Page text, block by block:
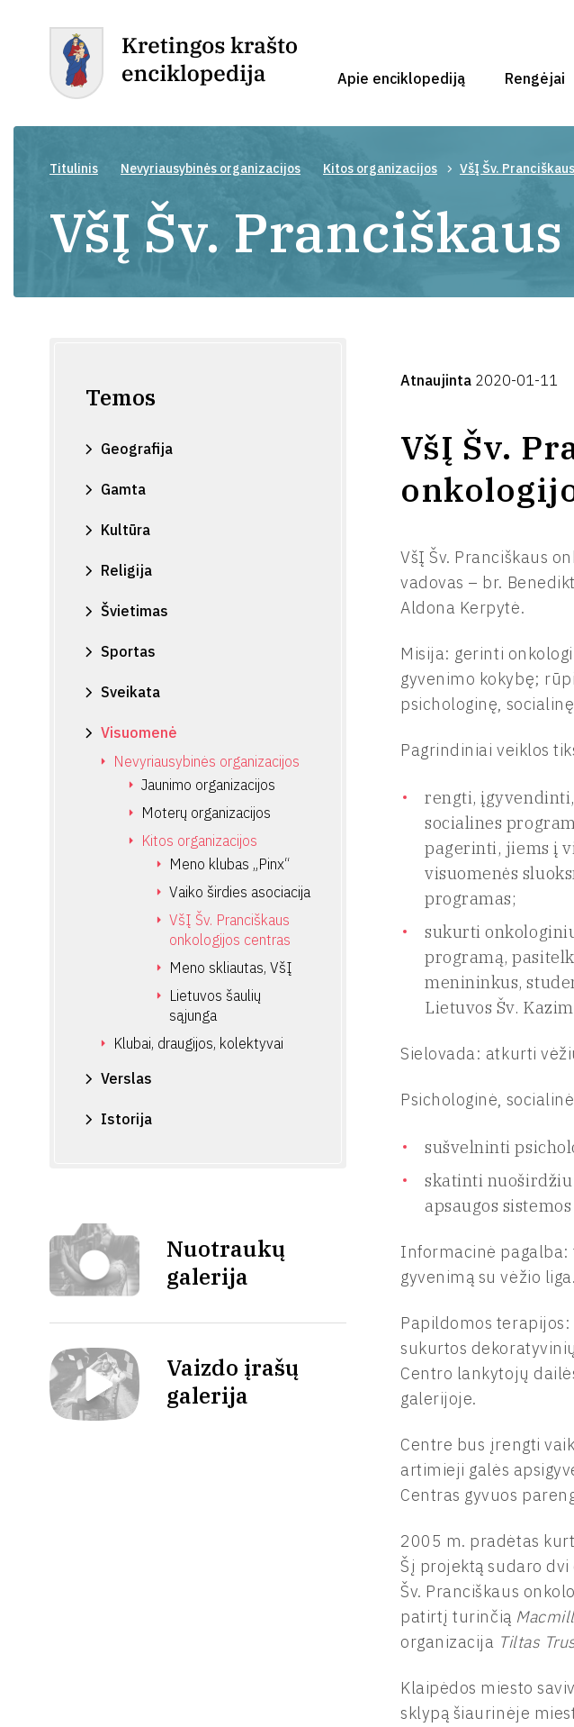
Apie enciklopediją Rengėjai
Titulinis Nevyriausybinės organizacijos Kitos organizacijos VšĮ Šv.
VšĮ Šv.
Temos
Geografija
Gamta
Kultūra
Religija
Švietimas
Sportas
Sveikata
Visuomenė
Nevyriausybinės organizacijos
Jaunimo organizacijos
Moterų organizacijos
Kitos organizacijos
Meno klubas „Pinx“
Vaiko širdies asociacija
VšĮ Šv. Pranciškaus
onkologijos centras
Meno skliautas, VšĮ
Lietuvos šaulių
sąjunga
Klubai, draugijos, kolektyvai
Verslas
Istorija
Nuotraukų
galerija
Vaizdo įrašų
galerija
Atnaujinta 2020-01-11
VšĮ Šv.
VšĮ Šv. Pranciškaus
vadovas – br.
Aldona Kerpytė.
Misija: gerinti
gyvenimo kokybę;
psichologinę,
Pagrindiniai veiklos
rengti,
socialines
pagerinti, jiems į
visuomenės
programas;
sukurti
programą,
menininkus,
Lietuvos Šv.
Sielovada: atkurti
Psichologinė,
sušvelninti
skatinti
apsaugos
Informacinė pagalba:
gyvenimą su vėžio liga.
Papildomos
sukurtos
Centro lankytojų
galerijoje.
Centre bus įrengti
artimieji galės
Centras gyvuos
2005 m. pradėtas
Šį projektą sudaro
Šv. Pranciškaus
patirtį turinčią
organizacija Tiltas
Klaipėdos miesto
sklypą šiaurinėje